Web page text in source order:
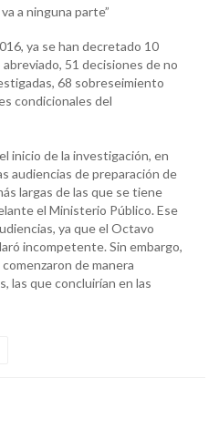
a ninguna parte”
ya se han decretado 10
51 decisiones de no
68 sobreseimiento
condicionales del
inicio de la investigación, en
audiencias de preparación de
largas de las que se tiene
el Ministerio Público. Ese
ya que el Octavo
incompetente. Sin embargo,
de manera
las que concluirían en las